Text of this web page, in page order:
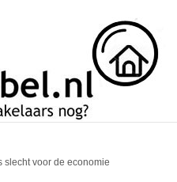
slecht voor de economie